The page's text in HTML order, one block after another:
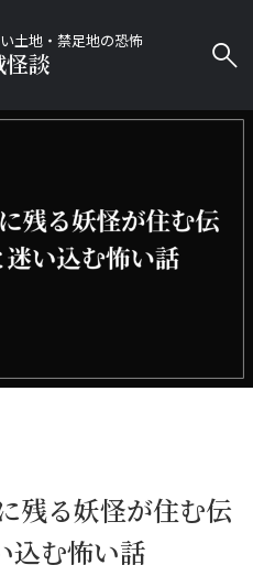
土地・禁足地の恐怖
談
残る妖怪が住む伝
込む怖い話